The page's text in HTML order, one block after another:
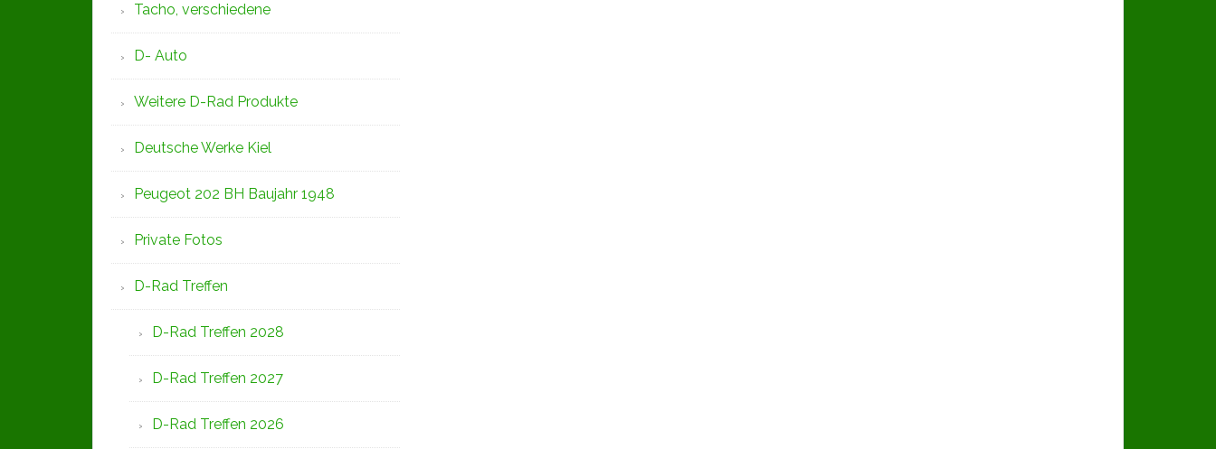
Tacho, verschiedene
D- Auto
Weitere D-Rad Produkte
Deutsche Werke Kiel
Peugeot 202 BH Baujahr 1948
Private Fotos
D-Rad Treffen
D-Rad Treffen 2028
D-Rad Treffen 2027
D-Rad Treffen 2026